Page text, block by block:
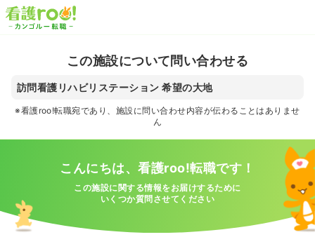
この施設について問い合わせる
訪問看護リハビリステーション 希望の大地
※看護roo!転職宛であり、施設に問い合わせ内容が伝わることはありませ
ん
こんにちは、看護roo!転職です！
この施設に関する情報をお届けするために
いくつか質問させてください